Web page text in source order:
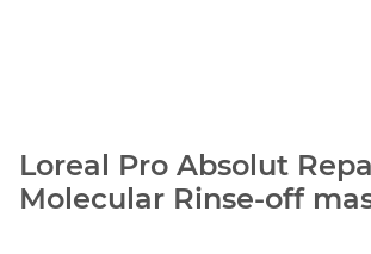
Loreal Pro Absolut
Molecular Rinse-off